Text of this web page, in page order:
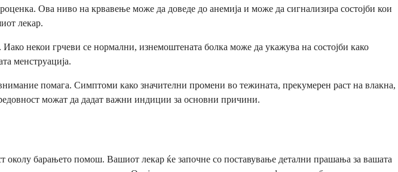
Ова ниво на крвавење може да доведе до анемија и може да сигнализира состојби кои
лекар.
некои грчеви се нормални, изнемоштената болка може да укажува на состојби како
менструација.
помага. Симптоми како значителни промени во тежината, прекумерен раст на влакна,
можат да дадат важни индиции за основни причини.
околу барањето помош. Вашиот лекар ќе започне со поставување детални прашања за вашата